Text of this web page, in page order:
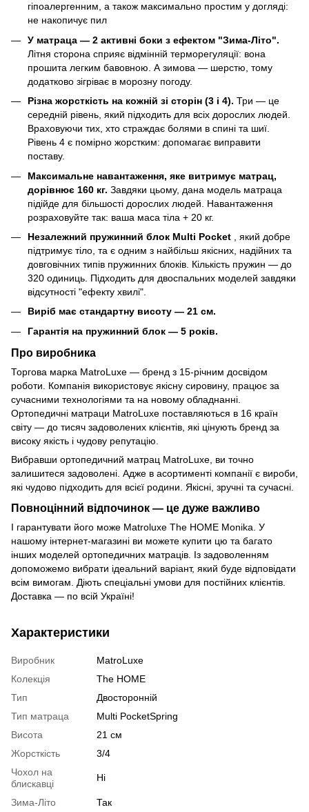
гіпоалергенним, а також максимально простим у догляді:
не накопичує пил
У матраца — 2 активні боки з ефектом "Зима-Літо".
Літня сторона сприяє відмінній терморегуляції: вона
прошита легким бавовною. А зимова — шерстю, тому
додатково зігріває в морозну погоду.
Різна жорсткість на кожній зі сторін (3 і 4). Три — це
середній рівень, який підходить для всіх дорослих людей.
Враховуючи тих, хто страждає болями в спині та шиї.
Рівень 4 є помірно жорстким: допомагає виправити
поставу.
Максимальне навантаження, яке витримує матрац,
дорівнює 160 кг. Завдяки цьому, дана модель матраца
підійде для більшості дорослих людей. Навантаження
розраховуйте так: ваша маса тіла + 20 кг.
Незалежний пружинний блок Multi Pocket
, який добре
підтримує тіло, та є одним з найбільш якісних, надійних та
довговічних типів пружинних блоків. Кількість пружин — до
320 одиниць. Підходить для двоспальних моделей завдяки
відсутності "ефекту хвилі".
Виріб має стандартну висоту — 21 см.
Гарантія на пружинний блок — 5 років.
Про виробника
Торгова марка MatroLuxe — бренд з 15-річним досвідом
роботи. Компанія використовує якісну сировину, працює за
сучасними технологіями та на новому обладнанні.
Ортопедичні матраци MatroLuxe поставляються в 16 країн
світу — до тисяч задоволених клієнтів, які цінують бренд за
високу якість і чудову репутацію.
Вибравши ортопедичний матрац MatroLuxe, ви точно
залишитеся задоволені. Адже в асортименті компанії є вироби,
які чудово підходить для всієї родини. Якісні, зручні та сучасні.
Повноцінний відпочинок — це дуже важливо
І гарантувати його може Matroluxe The HOME Monika. У
нашому інтернет-магазині ви можете купити цю та багато
інших моделей ортопедичних матраців. Із задоволенням
допоможемо вибрати ідеальний варіант, який буде відповідати
всім вимогам. Діють спеціальні умови для постійних клієнтів.
Доставка — по всій Україні!
Характеристики
Виробник
MatroLuxe
Колекція
The HOME
Тип
Двосторонній
Тип матраца
Multi PocketSpring
Висота
21 см
Жорсткість
3/4
Чохол на
блискавці
Ні
Зима-Літо Так